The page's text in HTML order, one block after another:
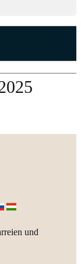
und